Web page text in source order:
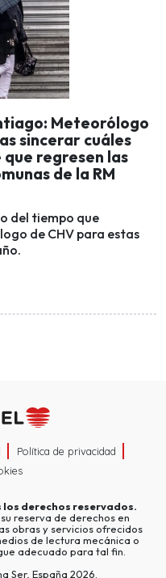
Meteorólogo
sincerar cuáles
regresen las
de la RM
del tiempo que
de CHV para estas
Política de privacidad
los derechos reservados.
su reserva de derechos en
obras y servicios ofrecidos
de lectura mecánica o
adecuado para tal fin.
Ser, España 2026.